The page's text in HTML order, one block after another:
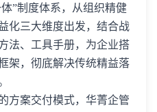
”制度体系，从组织精健
化三大维度出发，结合战
法、工具手册，为企业搭
架，彻底解决传统精益落
方案交付模式，华菁企管